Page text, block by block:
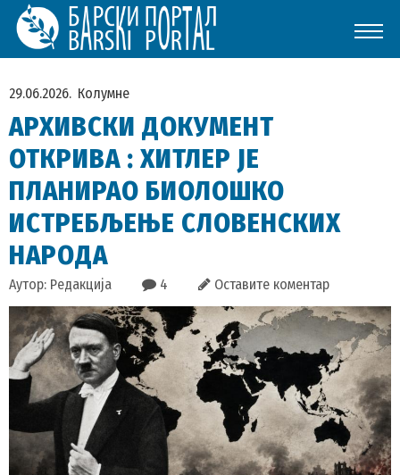
29.06.2026. Колумне
АРХИВСКИ ДОКУМЕНТ
ОТКРИВА : ХИТЛЕР ЈЕ
ПЛАНИРАО БИОЛОШКО
ИСТРЕБЉЕЊЕ СЛОВЕНСКИХ
НАРОДА
Аутор: Редакција 4 Оставите коментар